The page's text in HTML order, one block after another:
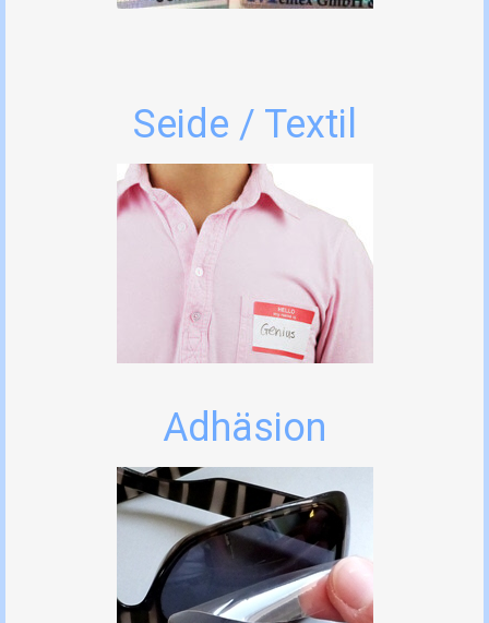
Seide / Textil
Adhäsion